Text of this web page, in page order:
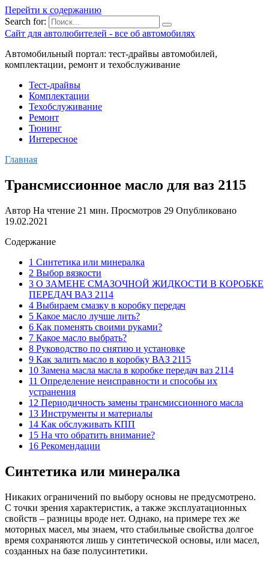
Перейти к содержанию
Search for:
Сайт для автолюбителей - все об автомобилях
Автомобильный портал: тест-драйвы автомобилей,
комплектации, ремонт и техобслуживание
Тест-драйвы
Комплектации
Техобслуживание
Ремонт
Тюнинг
Интересное
Главная
Трансмиссионное масло для ваз 2115
Автор На чтение 21 мин. Просмотров 29 Опубликовано
19.02.2021
Содержание
1 Синтетика или минералка
2 Выбор вязкости
3 О ЗАМЕНЕ СМАЗОЧНОЙ ЖИДКОСТИ В КОРОБКЕ
ПЕРЕДАЧ ВАЗ 2114
4 Выбираем смазку в коробку передач
5 Какое масло лучше лить?
6 Как поменять своими руками?
7 Какое масло выбрать?
8 Руководство по снятию и установке
9 Как залить масло в коробку ВАЗ 2115
10 Замена масла масла в коробке передач ваз 2114
11 Определение неисправности и способы их
устранения
12 Периодичность замены трансмиссионного масла
13 Инструменты и материалы
14 Как обслуживать КПП
15 На что обратить внимание?
16 Рекомендации
Синтетика или минералка
Никаких ограничений по выбору основы не предусмотрено.
С точки зрения характеристик, а также эксплуатационных
свойств – разницы вроде нет. Однако, на примере тех же
моторных масел, мы знаем, что стабильные свойства долгое
время сохраняются лишь у синтетической основы, или масел,
созданных на базе полусинтетики.